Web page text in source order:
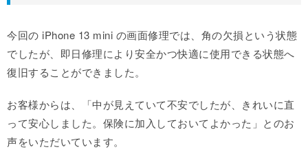
今回の iPhone 13 mini の画面修理では、角の欠損という状態
でしたが、即日修理により安全かつ快適に使用できる状態へ
復旧することができました。
お客様からは、「中が見えていて不安でしたが、きれいに直
って安心しました。保険に加入しておいてよかった」とのお
声をいただいています。